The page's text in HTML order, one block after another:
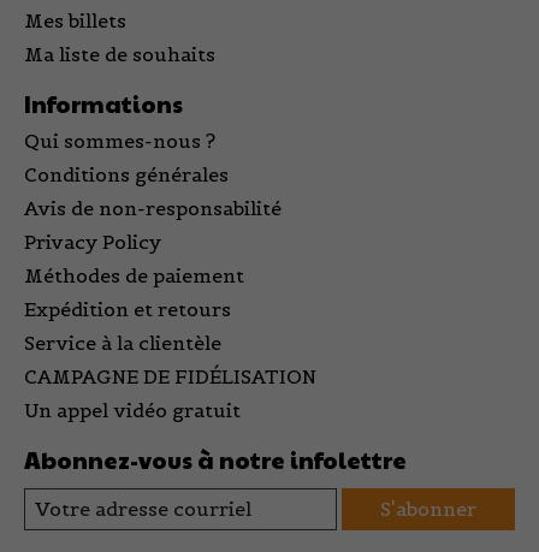
Mes billets
Ma liste de souhaits
Informations
Qui sommes-nous ?
Conditions générales
Avis de non-responsabilité
Privacy Policy
Méthodes de paiement
Expédition et retours
Service à la clientèle
CAMPAGNE DE FIDÉLISATION
Un appel vidéo gratuit
Abonnez-vous à notre infolettre
S'abonner